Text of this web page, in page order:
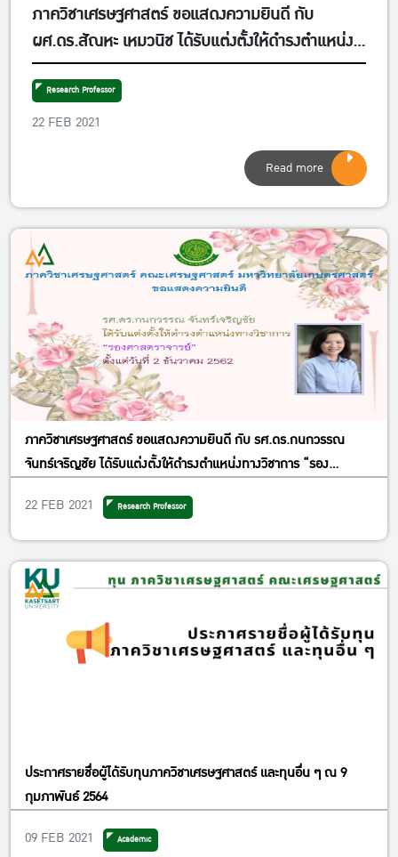
ภาควิชาเศรษฐศาสตร์ ขอแสดงความยินดี กับ
ผศ.ดร.สัณหะ เหมวนิช ได้รับแต่งตั้งให้ดำรงตำแหน่ง
ทางวิชาการ “ผู้ช่วยศาสตราจารย์” ตั้งแต่วันที่ 17
เมษายน 2563
Research Professor
22 FEB 2021
Read more
ภาควิชาเศรษฐศาสตร์ ขอแสดงความยินดี กับ รศ.ดร.กนกวรรณ
จันทร์เจริญชัย ได้รับแต่งตั้งให้ดำรงตำแหน่งทางวิชาการ “รอง
22 FEB 2021 Research Professor
ประกาศรายชื่อผู้ได้รับทุนภาควิชาเศรษฐศาสตร์ และทุนอื่น ๆ ณ 9
กุมภาพันธ์ 2564
09 FEB 2021
Academic